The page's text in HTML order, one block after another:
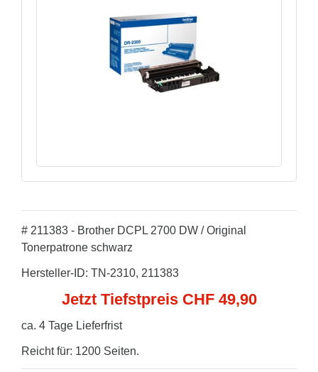
# 211383 - Brother DCPL 2700 DW / Original
Tonerpatrone schwarz
Hersteller-ID: TN-2310, 211383
Jetzt Tiefstpreis CHF 49,90
ca. 4 Tage Lieferfrist
Reicht für: 1200 Seiten.